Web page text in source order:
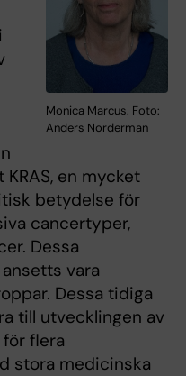
Monica Marcus. Foto:
Anders Norderman
en mycket
betydelse för
cancertyper,
Dessa
vara
Dessa tidiga
till utvecklingen av
flera
stora medicinska